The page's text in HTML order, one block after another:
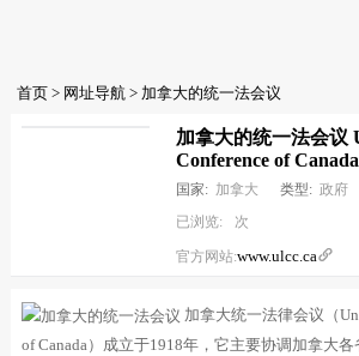
首页> 网址导航> 加拿大的统一法会议
加拿大的统一法会议
Conference of Canada
国家: 加拿大 类型: 政府
已浏览:
次
官方网站:www.ulcc.ca
加拿大统一法律会议（
of Canada）成立于1918年，它主要协调加拿大